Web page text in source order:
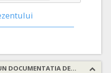
LISTA DE FISIERE CARE COMPUN DOCUMENTATIA DE ATRIBUIRE